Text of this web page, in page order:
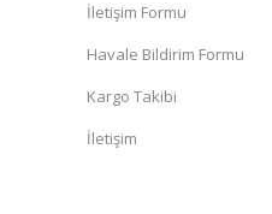
İletişim Formu
Havale Bildirim Formu
Kargo Takibi
İletişim